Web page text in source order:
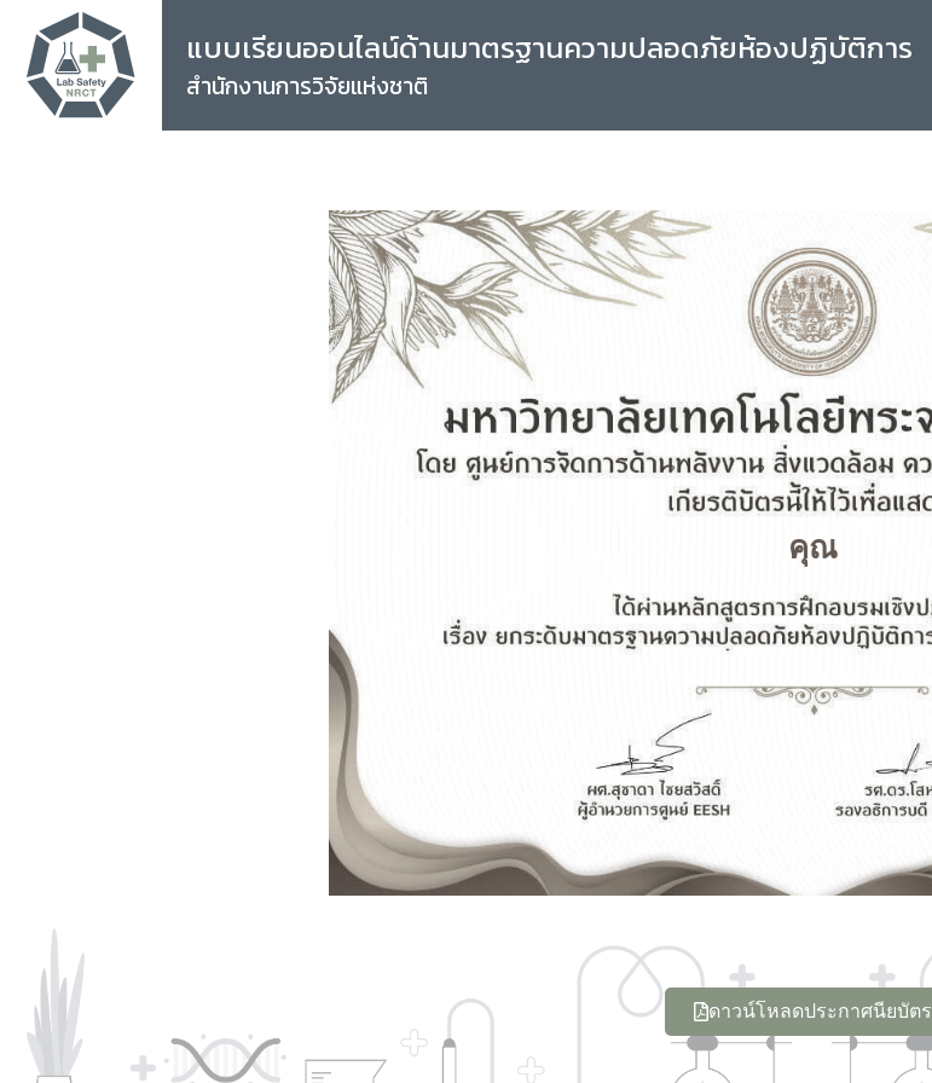
แบบเรียนออนไลน์ด้านมาตรฐานความปลอดภัยห้องปฏิบัติการ
สำนักงานการวิจัยแห่งชาติ
คุณ
ดาวน์โหลดประกาศนียบัตร